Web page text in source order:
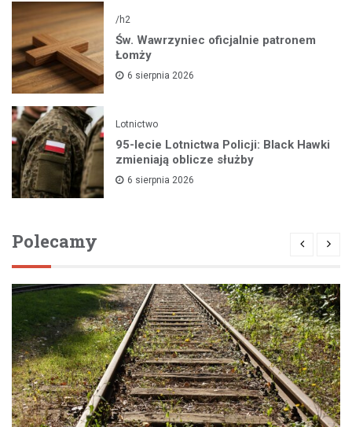
/h2
Św. Wawrzyniec oficjalnie patronem
Łomży
6 sierpnia 2026
Lotnictwo
95-lecie Lotnictwa Policji: Black Hawki
zmieniają oblicze służby
6 sierpnia 2026
Polecamy